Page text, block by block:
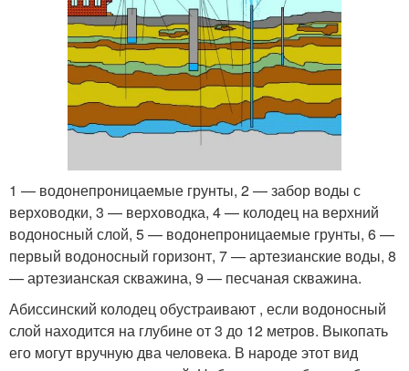
1 — водонепроницаемые грунты, 2 — забор воды с
верховодки, 3 — верховодка, 4 — колодец на верхний
водоносный слой, 5 — водонепроницаемые грунты, 6 —
первый водоносный горизонт, 7 — артезианские воды, 8
— артезианская скважина, 9 — песчаная скважина.
Абиссинский колодец обустраивают , если водоносный
слой находится на глубине от 3 до 12 метров. Выкопать
его могут вручную два человека. В народе этот вид